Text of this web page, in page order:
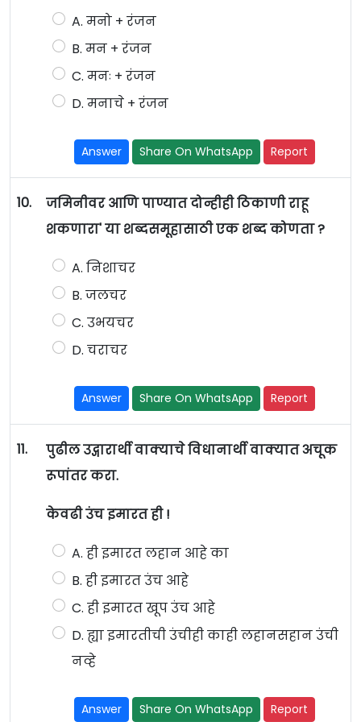
A. मनो + रंजन
B. मन + रंजन
C. मनः + रंजन
D. मनाचे + रंजन
Answer Share On WhatsApp Report
10.
जमिनीवर आणि पाण्यात दोन्हीही ठिकाणी राहू
शकणारा' या शब्दसमूहासाठी एक शब्द कोणता ?
A. निशाचर
B. जलचर
C. उभयचर
D. चराचर
Answer Share On WhatsApp Report
11.
पुढील उद्गारार्थी वाक्याचे विधानार्थी वाक्यात अचूक
रूपांतर करा.
केवढी उंच इमारत ही !
A. ही इमारत लहान आहे का
B. ही इमारत उंच आहे
C. ही इमारत खूप उंच आहे
D. ह्या इमारतीची उंचीही काही लहानसहान उंची
नव्हे
Answer Share On WhatsApp Report